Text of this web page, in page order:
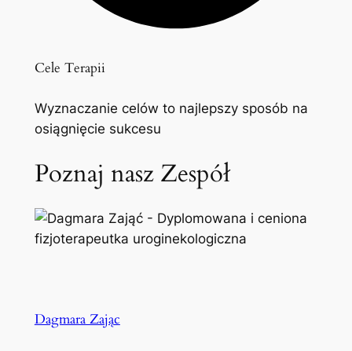
Cele Terapii
Wyznaczanie celów to najlepszy sposób na
osiągnięcie sukcesu
Poznaj nasz Zespół
Dagmara Zając